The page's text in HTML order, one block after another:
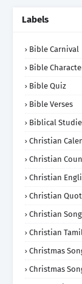
Labels
Bible Carnival
Bible
Bible Quiz
Bible Verses
Biblical
Christian
Christian
Christian
Christian
Christian
Christian
Christmas
Christmas